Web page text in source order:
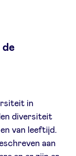
de
in
diversiteit
van leeftijd.
aan